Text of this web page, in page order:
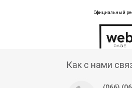
Официальный
Как с нами